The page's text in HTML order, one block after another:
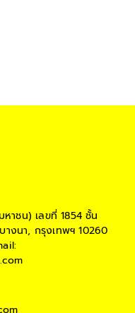
หาชน) เลขที่ 1854 ชั้น
างนา, กรุงเทพฯ 10260